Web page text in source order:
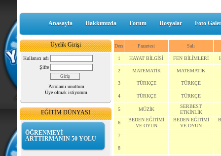
Anasayfa Hakkımızda Forum Dosyalar Foto
Üyelik Girişi
Kullanıcı adı
Şifre
Parolamı unuttum
Üye olmak istiyorum
EĞİTİM DÜNYASI
ÖĞRENMEYİ
ARTTIRMANIN 50 YOLU
Ders Pazartesi Salı
1 HAYAT BİLGİSİ FEN BİLİMLERİ
2 MATEMATİK MATEMATİK
3 TÜRKÇE TÜRKÇE
4 TÜRKÇE TÜRKÇE
5 MÜZİK
SERBEST
ETKİNLİK
6
BEDEN EĞİTİMİ
VE OYUN
BEDEN EĞİTİMİ
VE OYUN
7
8